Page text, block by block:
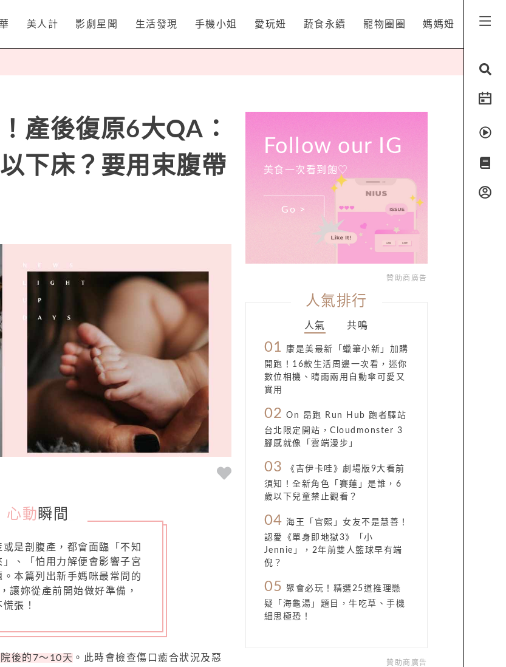
美人計 影劇星聞 生活發現 手機小姐 愛玩妞 蔬食永續 寵物圈圈 媽媽妞
產後復原6大QA：
下床？要用束腹帶
心動 瞬間
是剖腹產，都會面臨「不知
」、「怕用力解便會影響子宮
。本篇列出新手媽咪最常問的
讓妳從產前開始做好準備，
張！
後的7～10天 。此時會檢查傷口癒合狀況及惡
Follow our IG
美食一次看到飽♡
Go >
贊助商廣告
人氣排行
人氣 共鳴
01
康是美最新「蠟筆小新」加購
開跑！16款生活周邊一次看，迷你
數位相機、晴雨兩用自動傘可愛又
實用
02 On 昂跑 Run Hub 跑者驛站
台北限定開站，Cloudmonster 3
腳感就像「雲端漫步」
03
《吉伊卡哇》劇場版9大看前
須知！全新角色「賽蓮」是誰，6
歲以下兒童禁止觀看？
04 海王「官熙」女友不是慧善！
認愛《單身即地獄3》「小
Jennie」，2年前雙人籃球早有端
倪？
05 聚會必玩！精選25道推理懸
疑「海龜湯」題目，牛吃草、手機
細思極恐！
贊助商廣告